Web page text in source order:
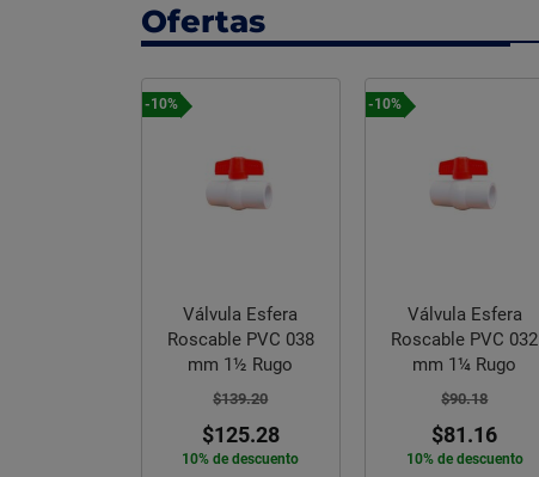
Ofertas
-10%
Válvula Esfera
Roscable PVC 038
mm 1½ Rugo
$139.20
$125.28
10% de descuento
-10%
Válvula Esfera
Roscable PVC 032
mm 1¼ Rugo
$90.18
$81.16
10% de descuento